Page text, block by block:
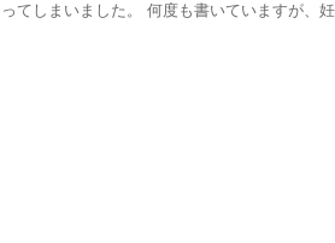
てしまいました。 何度も書いていますが、